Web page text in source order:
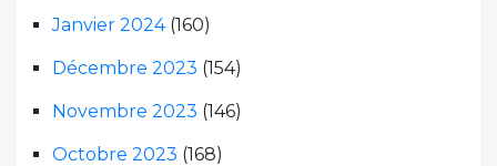
Janvier 2024(160)
Décembre 2023 (154)
Novembre 2023 (146)
Octobre 2023 (168)